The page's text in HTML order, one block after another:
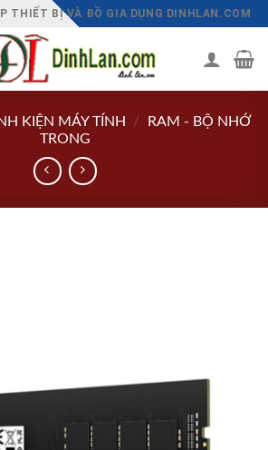
THIẾT BỊ VÀ ĐỒ GIA DỤNG DINHLAN.COM
KIỆN MÁY TÍNH /
RAM - BỘ NHỚ
TRONG